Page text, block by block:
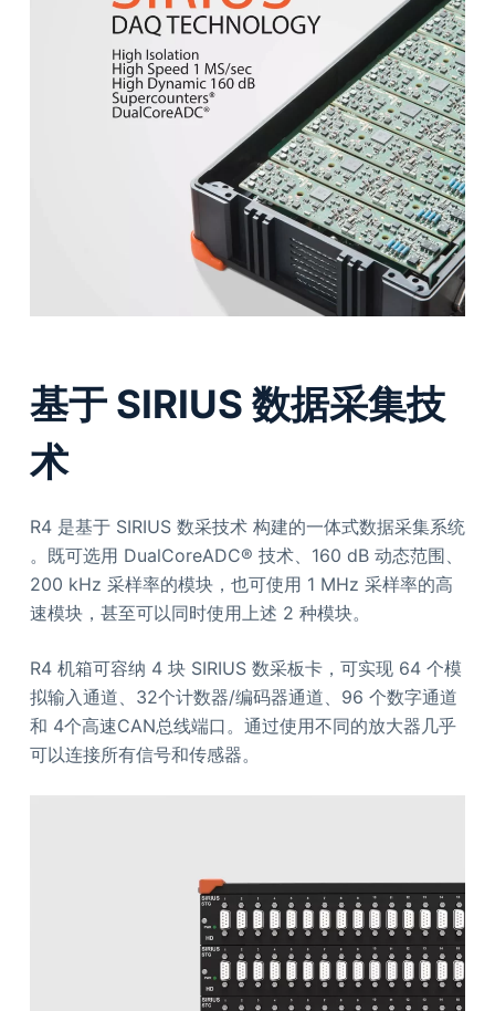
基于 SIRIUS 数据采集技
术
R4 是基于 SIRIUS 数采技术 构建的一体式数据采集系统
。既可选用 DualCoreADC® 技术、160 dB 动态范围、
200 kHz 采样率的模块，也可使用 1 MHz 采样率的高
速模块，甚至可以同时使用上述 2 种模块。
R4 机箱可容纳 4 块 SIRIUS 数采板卡，可实现 64 个模
拟输入通道、32个计数器/编码器通道、96 个数字通道
和 4个高速CAN总线端口。通过使用不同的放大器几乎
可以连接所有信号和传感器。